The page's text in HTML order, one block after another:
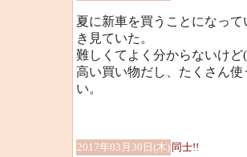
夏に新車を買うことになっ
き見ていた。
難しくてよく分からないけ
高い買い物だし、たくさん
い。
2017年03月30日(木) 同士!!